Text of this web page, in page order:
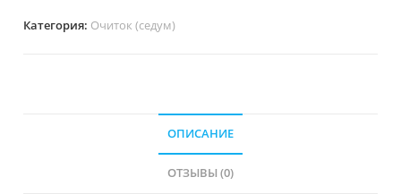
Категория: Очиток (седум)
ОПИСАНИЕ
ОТЗЫВЫ (0)